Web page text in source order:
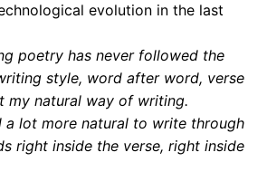
evolution in the last
poetry has never followed the
style, word after word, verse
my natural way of writing.
a lot more natural to write through
right inside the verse, right inside